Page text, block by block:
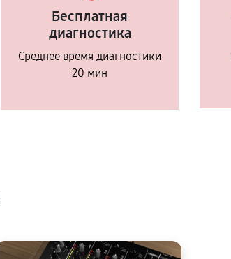
Бесплатная
диагностика
Среднее время диагностики
20 мин